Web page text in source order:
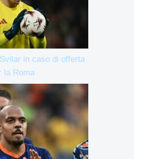
in caso di offerta
la Roma